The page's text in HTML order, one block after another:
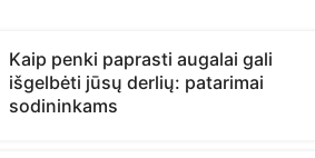
Kaip penki paprasti augalai gali
išgelbėti jūsų derlių: patarimai
sodininkams